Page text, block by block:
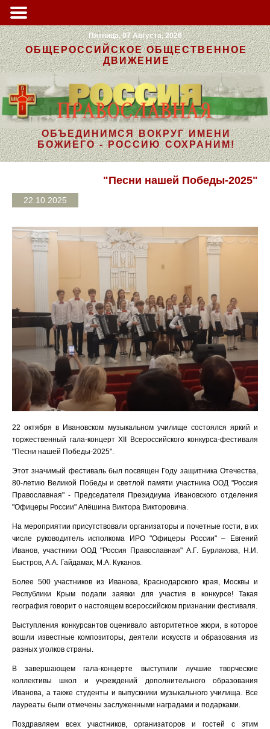
Пятница, 07 Августа, 2026
ОБЩЕРОССИЙСКОЕ ОБЩЕСТВЕННОЕ
ДВИЖЕНИЕ
ОБЪЕДИНИМСЯ ВОКРУГ ИМЕНИ
БОЖИЕГО - РОССИЮ СОХРАНИМ!
"Песни нашей Победы-2025"
22.10.2025
22 октября в Ивановском музыкальном училище состоялся яркий и
торжественный гала-концерт XII Всероссийского конкурса-фестиваля
"Песни нашей Победы-2025".
Этот значимый фестиваль был посвящен Году защитника Отечества,
80-летию Великой Победы и светлой памяти участника ООД "Россия
Православная" - Председателя Президиума Ивановского отделения
"Офицеры России" Алёшина Виктора Викторовича.
На мероприятии присутствовали организаторы и почетные гости, в их
числе руководитель исполкома ИРО "Офицеры России" – Евгений
Иванов, участники ООД "Россия Православная" А.Г. Бурлакова, Н.И.
Быстров, А.А. Гайдамак, М.А. Куканов.
Более 500 участников из Иванова, Краснодарского края, Москвы и
Республики Крым подали заявки для участия в конкурсе! Такая
география говорит о настоящем всероссийском признании фестиваля.
Выступления конкурсантов оценивало авторитетное жюри, в которое
вошли известные композиторы, деятели искусств и образования из
разных уголков страны.
В завершающем гала-концерте выступили лучшие творческие
коллективы школ и учреждений дополнительного образования
Иванова, а также студенты и выпускники музыкального училища. Все
лауреаты были отмечены заслуженными наградами и подарками.
Поздравляем всех участников, организаторов и гостей с этим